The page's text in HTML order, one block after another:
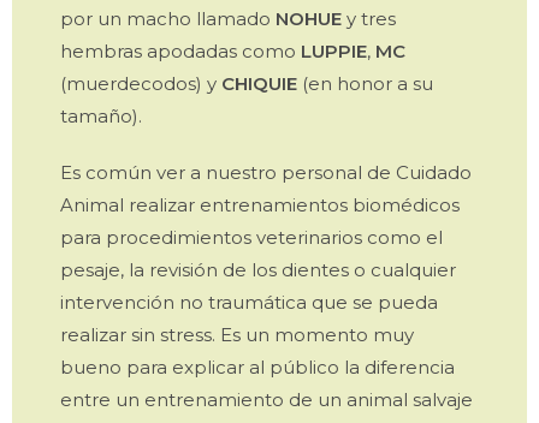
por un macho llamado NOHUE y tres
hembras apodadas como LUPPIE, MC
(muerdecodos) y CHIQUIE (en honor a su
tamaño).
Es común ver a nuestro personal de Cuidado
Animal realizar entrenamientos biomédicos
para procedimientos veterinarios como el
pesaje, la revisión de los dientes o cualquier
intervención no traumática que se pueda
realizar sin stress. Es un momento muy
bueno para explicar al público la diferencia
entre un entrenamiento de un animal salvaje